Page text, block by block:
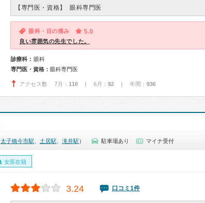
【専門医・資格】 眼科専門医
眼科・目の痛み 5.0
良い雰囲気の先生でした。
診療科： 眼科
専門医・資格： 眼科専門医
アクセス数 7月： 110 | 6月： 92 | 年間： 936
太子橋今市駅 土居駅 滝井駅 ） 駐車場あり マイナ受付
女医在籍
3.24 口コミ1件